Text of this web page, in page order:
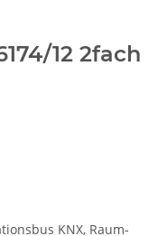
12 2fach
KNX, Raum-